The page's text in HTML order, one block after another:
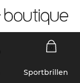
Sportbrillen